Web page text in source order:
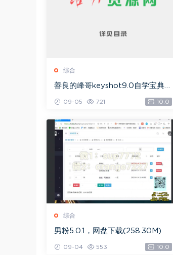
综合
善良的峰哥keyshot9.0自学宝典，
09-05 721 10.0
综合
男粉5.0.1，网盘下载(258.30M)
09-04 553 10.0